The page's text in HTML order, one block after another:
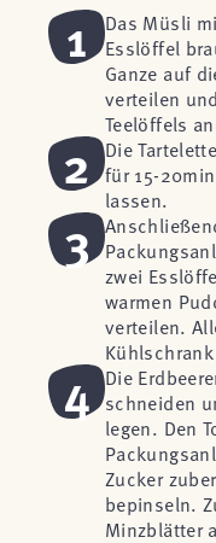
1
Das Müsli
Esslöffel
Ganze auf
verteilen
Teelöffels
2
Die
für 15-
lassen.
3
zwei
warmen
verteilen.
4
Die
schneiden
legen. Den
Zucker
bepinseln.
Minzblätter